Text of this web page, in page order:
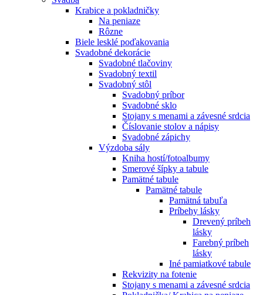
Krabice a pokladničky
Na peniaze
Rôzne
Biele lesklé poďakovania
Svadobné dekorácie
Svadobné tlačoviny
Svadobný textil
Svadobný stôl
Svadobný príbor
Svadobné sklo
Stojany s menami a závesné srdcia
Číslovanie stolov a nápisy
Svadobné zápichy
Výzdoba sály
Kniha hostí/fotoalbumy
Smerové šípky a tabule
Pamätné tabule
Pamätné tabule
Pamätná tabuľa
Príbehy lásky
Drevený príbeh
lásky
Farebný príbeh
lásky
Iné pamiatkové tabule
Rekvizity na fotenie
Stojany s menami a závesné srdcia